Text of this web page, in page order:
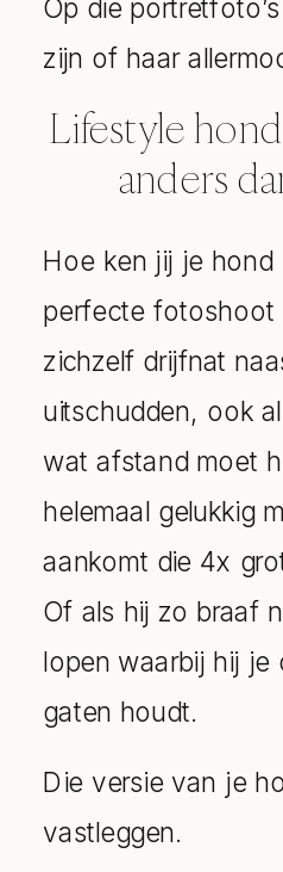
Op die
zijn of haar
Lifestyle
anders
Hoe ken jij je hond
perfecte fotoshoot
zichzelf drijfnat
uitschudden, ook
wat afstand moet
helemaal gelukkig
aankomt die 4x
Of als hij zo braaf
lopen waarbij hij je
gaten houdt.
Die versie van je
vastleggen.